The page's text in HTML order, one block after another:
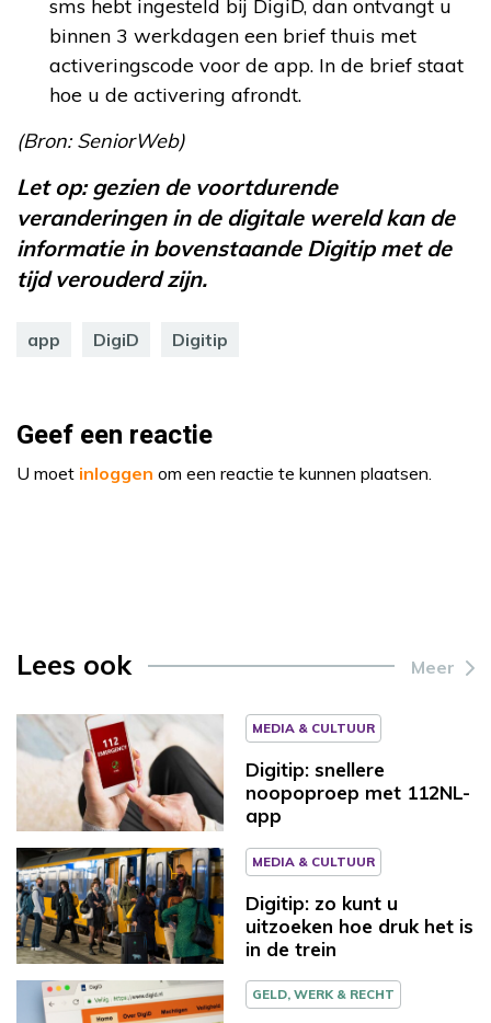
sms hebt ingesteld bij DigiD, dan ontvangt u
binnen 3 werkdagen een brief thuis met
activeringscode voor de app. In de brief staat
hoe u de activering afrondt.
(Bron: SeniorWeb)
Let op: gezien de voortdurende
veranderingen in de digitale wereld kan de
informatie in bovenstaande Digitip met de
tijd verouderd zijn.
app DigiD Digitip
Geef een reactie
U moet inloggen om een reactie te kunnen plaatsen.
Lees ook Meer
MEDIA & CULTUUR
Digitip: snellere
noopoproep met 112NL-
app
MEDIA & CULTUUR
Digitip: zo kunt u
uitzoeken hoe druk het is
in de trein
GELD, WERK & RECHT